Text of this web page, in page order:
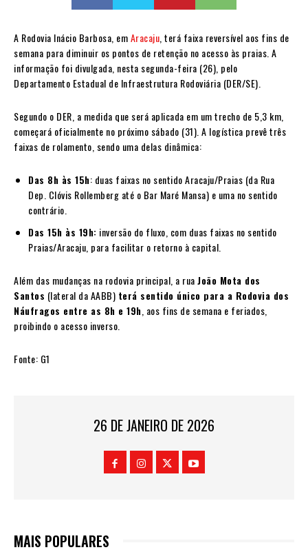
A Rodovia Inácio Barbosa, emAracaju , terá faixa reversível aos fins de
semana para diminuir os pontos de retenção no acesso às praias. A
informação foi divulgada, nesta segunda-feira (26), pelo
Departamento Estadual de Infraestrutura Rodoviária (DER/SE).
Segundo o DER, a medida que será aplicada em um trecho de 5,3 km,
começará oficialmente no próximo sábado (31). A logística prevê três
faixas de rolamento, sendo uma delas dinâmica:
Das 8h às 15h: duas faixas no sentido Aracaju/Praias (da Rua
Dep. Clóvis Rollemberg até o Bar Maré Mansa) e uma no sentido
contrário.
Das 15h às 19h: inversão do fluxo, com duas faixas no sentido
Praias/Aracaju, para facilitar o retorno à capital.
Além das mudanças na rodovia principal, a ruaJoão Mota dos
Santos (lateral da AABB) terá sentido único para a Rodovia dos
Náufragos entre as 8h e 19h , aos fins de semana e feriados,
proibindo o acesso inverso.
Fonte: G1
26 DE JANEIRO DE 2026
MAIS POPULARES